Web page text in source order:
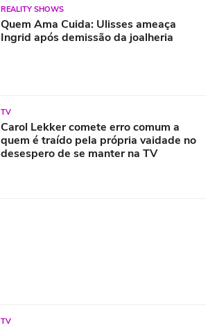
REALITY SHOWS
Quem Ama Cuida: Ulisses ameaça
Ingrid após demissão da joalheria
TV
Carol Lekker comete erro comum a
quem é traído pela própria vaidade no
desespero de se manter na TV
TV